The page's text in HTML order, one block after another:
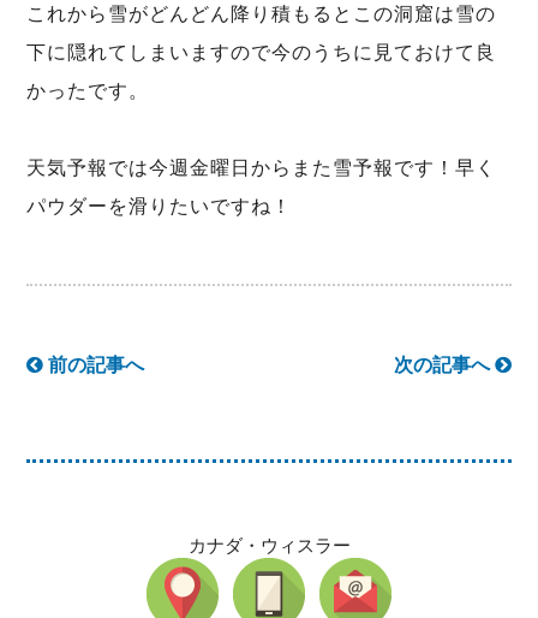
これから雪がどんどん降り積もるとこの洞窟は雪の
下に隠れてしまいますので今のうちに見ておけて良
かったです。
天気予報では今週金曜日からまた雪予報です！早く
パウダーを滑りたいですね！
前の記事へ 次の記事へ
カナダ・ウィスラー